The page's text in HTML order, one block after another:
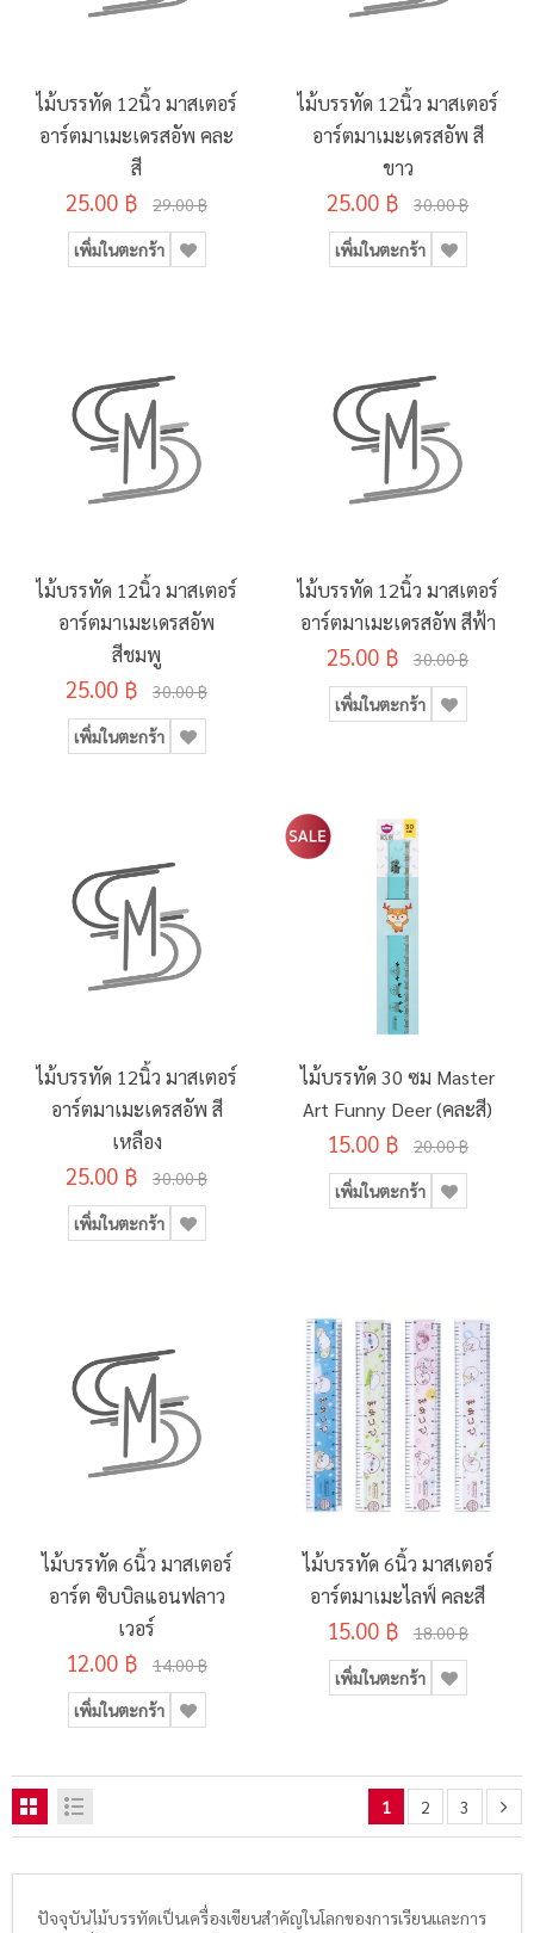
ไม้บรรทัด 12นิ้ว มาสเตอร์
อาร์ตมาเมะเดรสอัพ คละ
สี
25.00 ฿ 29.00 ฿
เพิ่มในตะกร้า
ไม้บรรทัด 12นิ้ว มาสเตอร์
อาร์ตมาเมะเดรสอัพ สี
ขาว
25.00 ฿ 30.00 ฿
เพิ่มในตะกร้า
ไม้บรรทัด 12นิ้ว มาสเตอร์
อาร์ตมาเมะเดรสอัพ
สีชมพู
25.00 ฿ 30.00 ฿
เพิ่มในตะกร้า
ไม้บรรทัด 12นิ้ว มาสเตอร์
อาร์ตมาเมะเดรสอัพ สีฟ้า
25.00 ฿ 30.00 ฿
เพิ่มในตะกร้า
ไม้บรรทัด 12นิ้ว มาสเตอร์
อาร์ตมาเมะเดรสอัพ สี
เหลือง
25.00 ฿ 30.00 ฿
เพิ่มในตะกร้า
ไม้บรรทัด 30 ซม Master
Art Funny Deer (คละสี)
15.00 ฿ 20.00 ฿
เพิ่มในตะกร้า
ไม้บรรทัด 6นิ้ว มาสเตอร์
อาร์ต ซิบบิลแอนฟลาว
เวอร์
12.00 ฿ 14.00 ฿
เพิ่มในตะกร้า
ไม้บรรทัด 6นิ้ว มาสเตอร์
อาร์ตมาเมะไลฟ์ คละสี
15.00 ฿ 18.00 ฿
เพิ่มในตะกร้า
1 2 3
ปัจจุบันไม้บรรทัดเป็นเครื่องเขียนสำคัญในโลกของการเรียนและการ